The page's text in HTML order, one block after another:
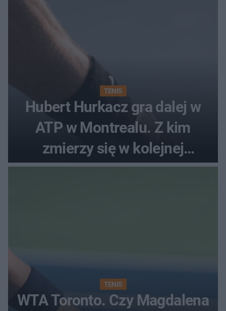
TENIS
Hubert Hurkacz gra dalej w
ATP w Montrealu. Z kim
zmierzy się w kolejnej
rundzie?
TENIS
WTA Toronto. Czy Magdalena